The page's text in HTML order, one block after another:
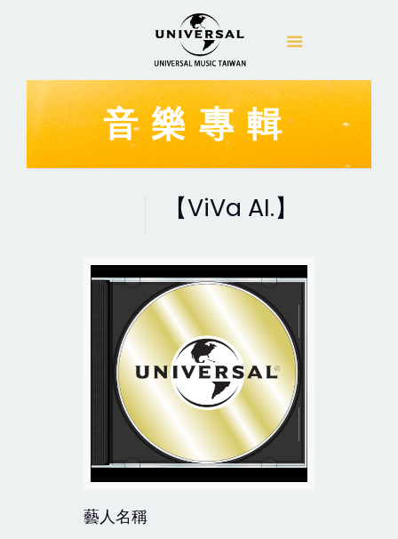
音樂專輯
【ViVa AI.】
藝人名稱